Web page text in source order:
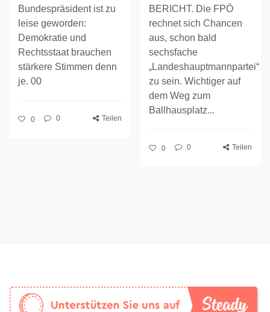
Bundespräsident ist zu
leise geworden:
Demokratie und
Rechtsstaat brauchen
stärkere Stimmen denn
je. 00
0 0 Teilen
BERICHT. Die FPÖ
rechnet sich Chancen
aus, schon bald
sechsfache
„Landeshauptmannpartei“
zu sein. Wichtiger auf
dem Weg zum
Ballhausplatz...
0 0 Teilen